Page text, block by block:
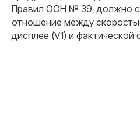
Правил ООН № 39, должно
отношение между
дисплее (V1) и фактической